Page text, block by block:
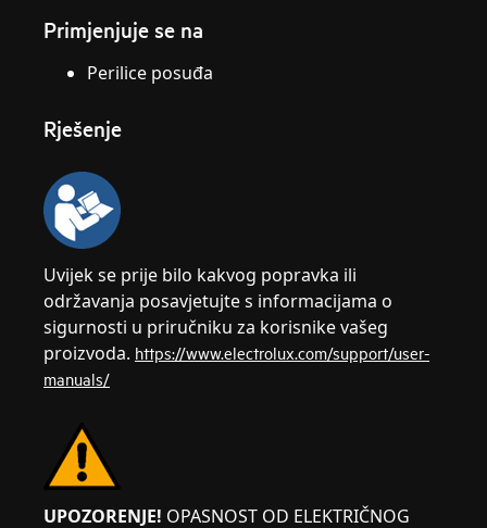
Primjenjuje se na
Perilice posuđa
Rješenje
Uvijek se prije bilo kakvog popravka ili
održavanja posavjetujte s informacijama o
sigurnosti u priručniku za korisnike vašeg
proizvoda. https://www.electrolux.com/support/user-
manuals/
UPOZORENJE! OPASNOST OD ELEKTRIČNOG